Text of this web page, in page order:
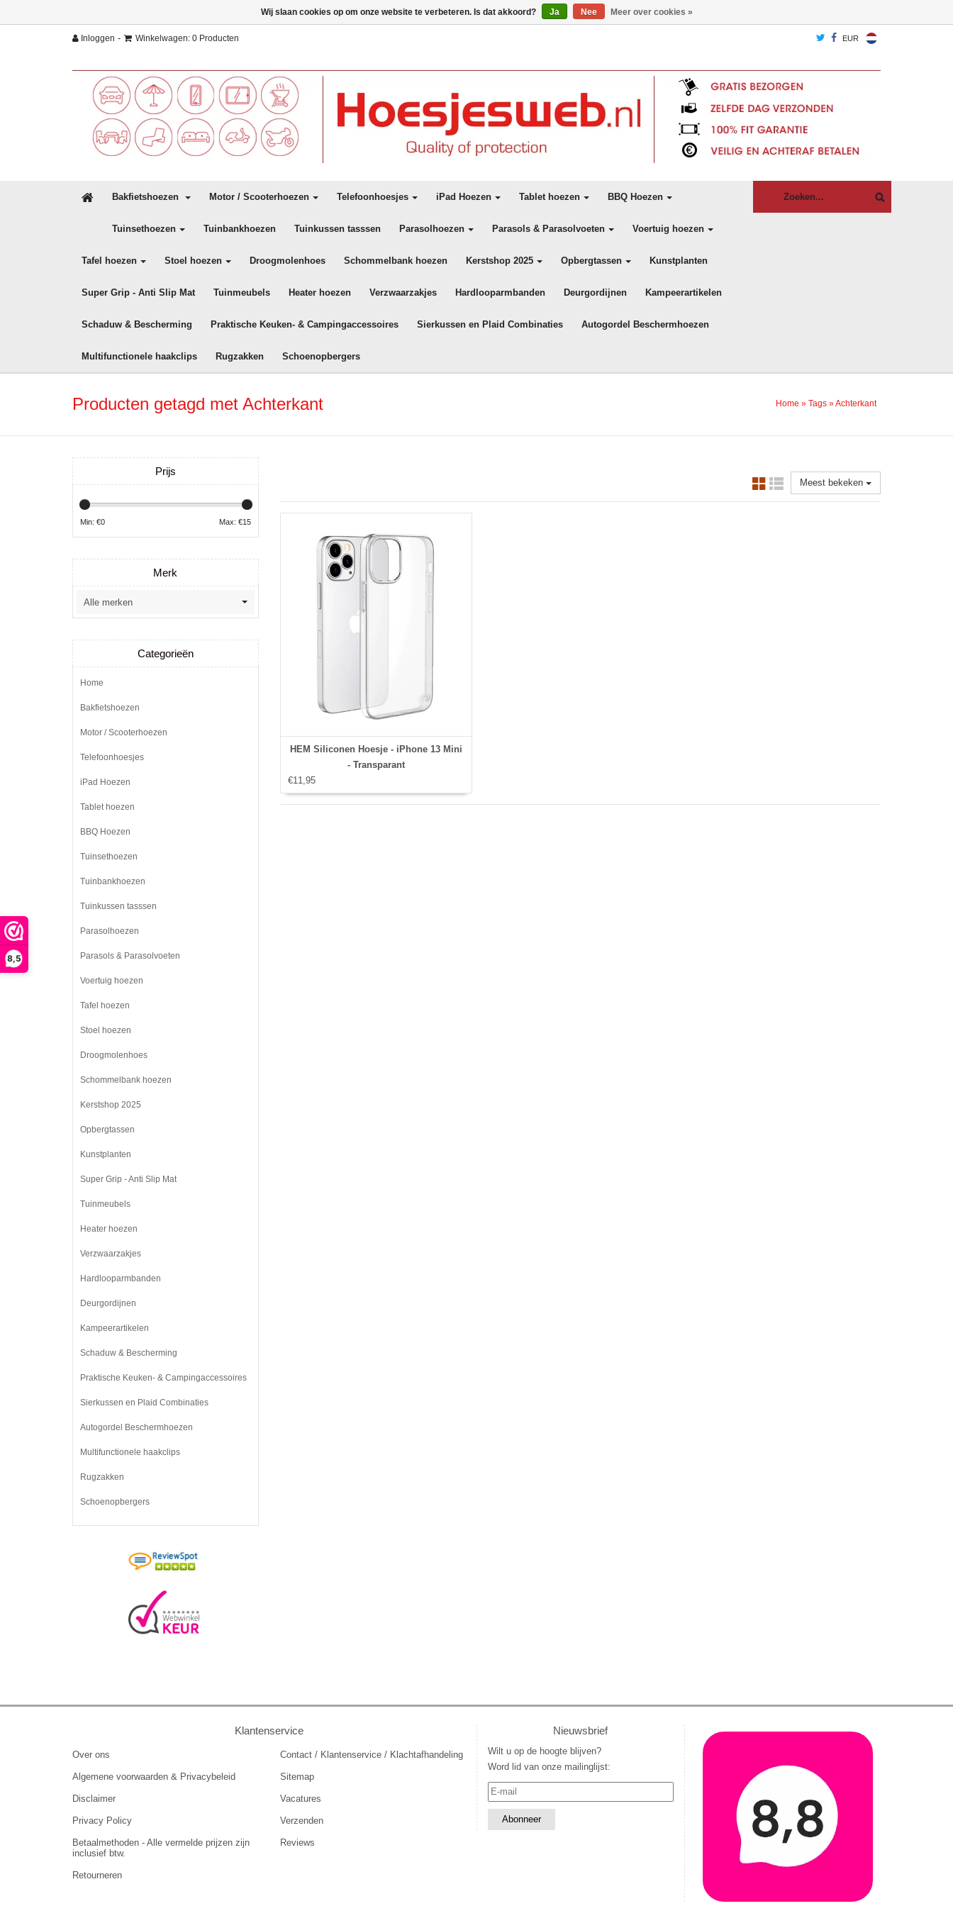
8,5
Inloggen - Winkelwagen: 0 Producten EUR
Bakfietshoezen Motor / Scooterhoezen Telefoonhoesjes iPad Hoezen Tablet hoezen BBQ Hoezen
Tuinsethoezen Tuinbankhoezen Tuinkussen tasssen Parasolhoezen Parasols & Parasolvoeten Voertuig hoezen
Tafel hoezen Stoel hoezen Droogmolenhoes Schommelbank hoezen Kerstshop 2025 Opbergtassen Kunstplanten
Super Grip - Anti Slip Mat Tuinmeubels Heater hoezen Verzwaarzakjes Hardlooparmbanden Deurgordijnen Kampeerartikelen
Schaduw & Bescherming Praktische Keuken- & Campingaccessoires Sierkussen en Plaid Combinaties Autogordel Beschermhoezen
Multifunctionele haakclips Rugzakken Schoenopbergers
Producten getagd met Achterkant Home » Tags »Achterkant
Meest bekeken
HEM Siliconen Hoesje - iPhone 13 Mini
- Transparant
€11,95
Prijs
Min: €0 Max: €15
Merk
Categorieën
Home
Bakfietshoezen
Motor / Scooterhoezen
Telefoonhoesjes
iPad Hoezen
Tablet hoezen
BBQ Hoezen
Tuinsethoezen
Tuinbankhoezen
Tuinkussen tasssen
Parasolhoezen
Parasols & Parasolvoeten
Voertuig hoezen
Tafel hoezen
Stoel hoezen
Droogmolenhoes
Schommelbank hoezen
Kerstshop 2025
Opbergtassen
Kunstplanten
Super Grip - Anti Slip Mat
Tuinmeubels
Heater hoezen
Verzwaarzakjes
Hardlooparmbanden
Deurgordijnen
Kampeerartikelen
Schaduw & Bescherming
Praktische Keuken- & Campingaccessoires
Sierkussen en Plaid Combinaties
Autogordel Beschermhoezen
Multifunctionele haakclips
Rugzakken
Schoenopbergers
Klantenservice
Over ons
Algemene voorwaarden & Privacybeleid
Disclaimer
Privacy Policy
Betaalmethoden - Alle vermelde prijzen zijn
inclusief btw.
Retourneren
Contact / Klantenservice / Klachtafhandeling
Sitemap
Vacatures
Verzenden
Reviews
Nieuwsbrief
Wilt u op de hoogte blijven?
Word lid van onze mailinglijst:
Wij slaan cookies op om onze website te verbeteren. Is dat akkoord? Ja Nee Meer over cookies »